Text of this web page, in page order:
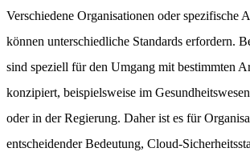
Verschiedene Organisationen oder spezifische
können unterschiedliche Standards erfordern.
sind speziell für den Umgang mit bestimmten
konzipiert, beispielsweise im
oder in der Regierung. Daher ist es für
entscheidender Bedeutung, Cloud-